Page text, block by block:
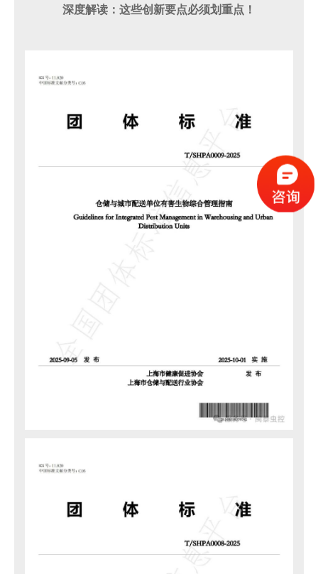
深度解读：这些创新要点必须划重点！